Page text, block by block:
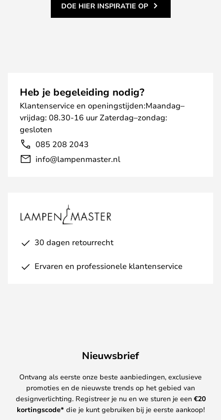
DOE HIER INSPIRATIE OP
Heb je begeleiding nodig?
Klantenservice en openingstijden:Maandag–
vrijdag: 08.30-16 uur Zaterdag–zondag:
gesloten
085 208 2043
info@lampenmaster.nl
30 dagen retourrecht
Ervaren en professionele klantenservice
Nieuwsbrief
Ontvang als eerste onze beste aanbiedingen, exclusieve
promoties en de nieuwste trends op het gebied van
designverlichting. Registreer je nu en we sturen je een €20
kortingscode* die je kunt gebruiken bij je eerste aankoop!